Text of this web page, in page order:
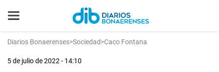
Diarios Bonaerenses>Sociedad>Caco Fontana
5 de julio de 2022 - 14:10